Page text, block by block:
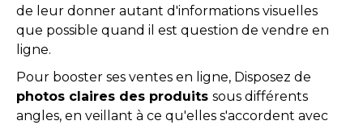
de leur donner autant d'informations visuelles
que possible quand il est question de vendre en
ligne.
Pour booster ses ventes en ligne, Disposez de
photos claires des produits sous différents
angles, en veillant à ce qu'elles s'accordent avec